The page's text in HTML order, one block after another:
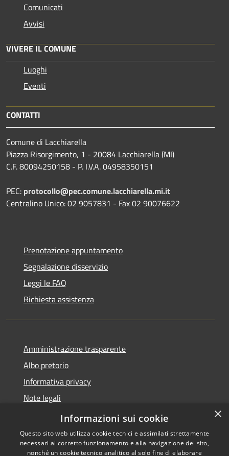
Comunicati
Avvisi
VIVERE IL COMUNE
Luoghi
Eventi
CONTATTI
Comune di Lacchiarella
Piazza Risorgimento, 1 - 20084 Lacchiarella (MI)
C.F. 80094250158 - P. I.V.A. 04958350151
PEC: protocollo@pec.comune.lacchiarella.mi.it
Centralino Unico: 02 9057831 - Fax 02 90076622
Prenotazione appuntamento
Segnalazione disservizio
Leggi le FAQ
Richiesta assistenza
Amministrazione trasparente
Albo pretorio
Informativa privacy
Note legali
Dichiarazione di accessibilità
×
Informazioni sui cookie
Questo sito web utilizza cookie tecnici e assimilati strettamente
necessari al corretto funzionamento e alla navigazione del sito,
nonché un cookie tecnico analitico al solo fine di elaborare